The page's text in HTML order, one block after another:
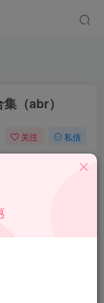
（abr）
关注 私信